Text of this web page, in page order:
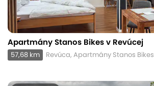
Apartmány Stanos Bikes v Revúcej
57,68 km Revúca, Apartmány Stanos Bikes